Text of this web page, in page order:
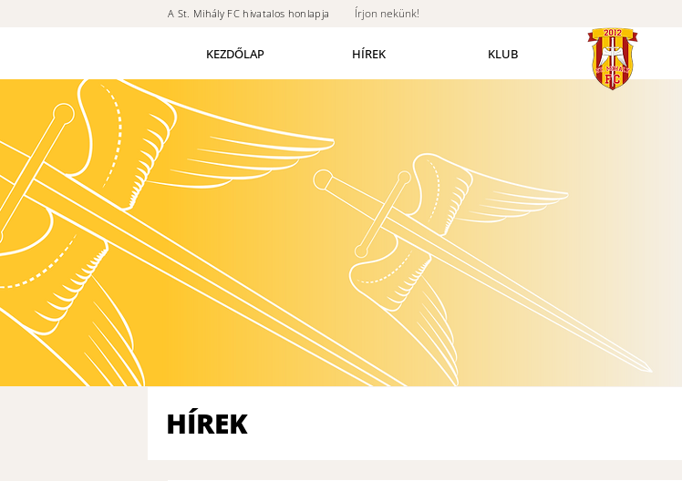
A St. Mihály FC hivatalos honlapja Írjon nekünk!
KEZDŐLAP HÍREK KLUB
HÍREK